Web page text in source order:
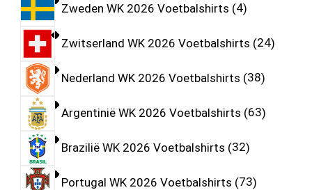
Zweden WK 2026 Voetbalshirts 4
Zwitserland WK 2026 Voetbalshirts 24
Nederland WK 2026 Voetbalshirts 38
Argentinië WK 2026 Voetbalshirts 63
Brazilië WK 2026 Voetbalshirts 32
Portugal WK 2026 Voetbalshirts 73